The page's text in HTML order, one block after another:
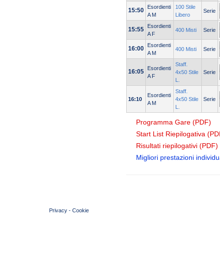
15:50
Esordienti
A M
100 Stile
Libero
Serie
15:55
Esordienti
A F
400 Misti Serie
16:00
Esordienti
A M
400 Misti Serie
16:05
Esordienti
A F
Staff.
4x50 Stile
L.
Serie
16:10
Esordienti
A M
Staff.
4x50 Stile
L.
Serie
Programma Gare (PDF)
Start List Riepilogativa
Risultati riepilogativi (PDF)
Migliori prestazioni
Privacy - Cookie